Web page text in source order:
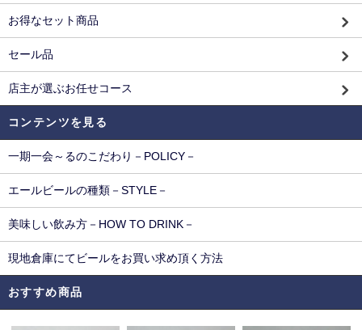
お得なセット商品
セール品
店主が選ぶお任せコース
コンテンツを見る
一期一会～るのこだわり－POLICY－
エールビールの種類－STYLE－
美味しい飲み方－HOW TO DRINK－
現地倉庫にてビールをお買い求め頂く方法
おすすめ商品